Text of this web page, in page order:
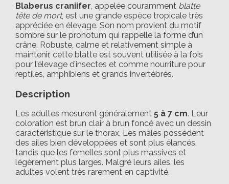
Blaberus craniifer, appelée couramment blatte
tête de mort, est une grande espèce tropicale très
appréciée en élevage. Son nom provient du motif
sombre sur le pronotum qui rappelle la forme d’un
crâne. Robuste, calme et relativement simple à
maintenir, cette blatte est souvent utilisée à la fois
pour l’élevage d’insectes et comme nourriture pour
reptiles, amphibiens et grands invertébrés.
Description
Les adultes mesurent généralement 5 à 7 cm. Leur
coloration est brun clair à brun foncé avec un dessin
caractéristique sur le thorax. Les mâles possèdent
des ailes bien développées et sont plus élancés,
tandis que les femelles sont plus massives et
légèrement plus larges. Malgré leurs ailes, les
adultes volent très rarement en captivité.